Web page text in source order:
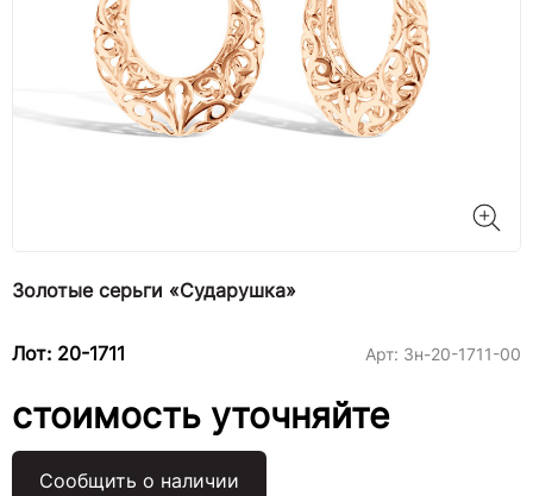
Золотые серьги «Сударушка»
Лот: 20-1711 Арт: 3н-20-1711-00
стоимость уточняйте
Сообщить о наличии